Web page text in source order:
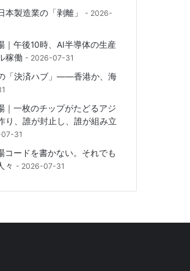
本製造業の「剥離」
2026-
｜午後10時、AI半導体の生産
稼働
2026-07-31
「決済ハブ」――香港か、海
｜一枚のチップがたどるアジ
、誰が封止し、誰が組み立
31
コードを書かない。それでも
々
2026-07-31